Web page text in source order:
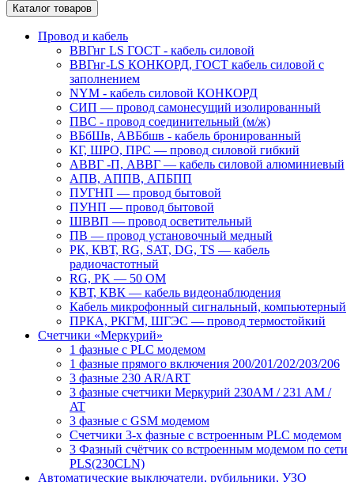
Каталог товаров
Провод и кабель
ВВГнг LS ГОСТ - кабель силовой
ВВГнг-LS КОНКОРД, ГОСТ кабель силовой с
заполнением
NYM - кабель силовой КОНКОРД
СИП ― провод самонесущий изолированный
ПВС - провод соединительный (м/ж)
ВБбШв, АВБбшв - кабель бронированный
КГ, ШРО, ПРС ― провод силовой гибкий
АВВГ -П, АВВГ ― кабель силовой алюминиевый
АПВ, АППВ, АПБПП
ПУГНП — провод бытовой
ПУНП — провод бытовой
ШВВП — провод осветительный
ПВ ― провод установочный медный
РК, КВТ, RG, SAT, DG, TS ― кабель
радиочастотный
RG, PK ― 50 ОМ
КВТ, КВК ― кабель видеонаблюдения
Кабель микрофонный сигнальный, компьютерный
ПРКА, РКГМ, ШГЭС ― провод термостойкий
Счетчики «Меркурий»
1 фазные с PLC модемом
1 фазные прямого включения 200/201/202/203/206
3 фазные 230 AR/ART
3 фазные счетчики Меркурий 230AM / 231 AM /
AT
3 фазные с GSM модемом
Счетчики 3-х фазные с встроенным PLC модемом
3 Фазный счётчик со встроенным модемом по сети
PLS(230CLN)
Автоматические выключатели, рубильники, УЗО